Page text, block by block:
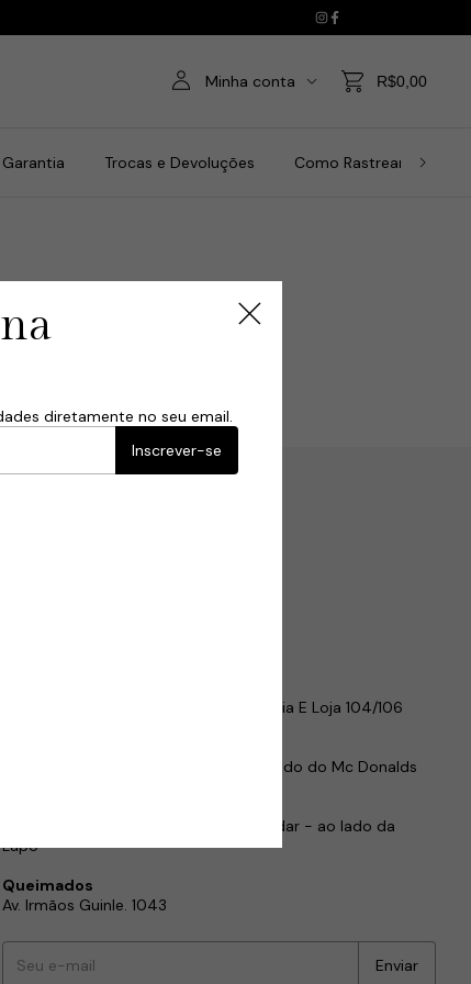
Minha conta R$0,00
Garantia Trocas e Devoluções Como Rastrear a
Av. Ministro Edgar Romero, 239 - Galeria E Loja 104/106
Av. Ministro Edgar Romero, 97B - Ao Lado do Mc Donalds
Estrada do Portela, 99 - Lj 149 - 1° Andar - ao lado da
Lupo
Queimados
Av. Irmãos Guinle. 1043
diretamente no seu email.
Inscrever-se